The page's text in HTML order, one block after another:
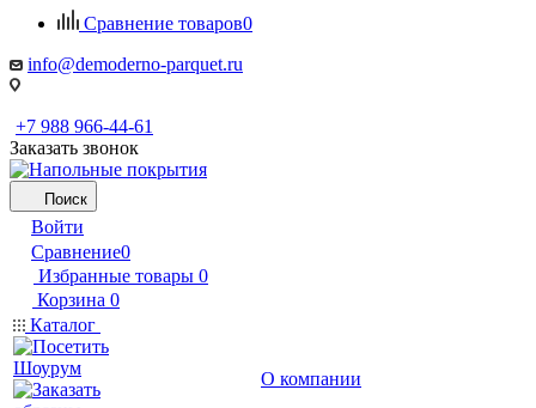
Сравнение товаров0
info@demoderno-parquet.ru
+7 988 966-44-61
Заказать звонок
Поиск
Войти
Сравнение0
Избранные товары 0
Корзина 0
Каталог
О компании